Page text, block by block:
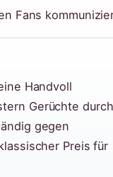
Fans
Handvoll
Gerüchte
gegen
Preis für